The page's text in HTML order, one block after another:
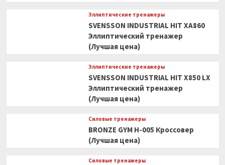
Эллиптические тренажеры
SVENSSON INDUSTRIAL HIT XA860
Эллиптический тренажер
(Лучшая цена)
Эллиптические тренажеры
SVENSSON INDUSTRIAL HIT X850 LX
Эллиптический тренажер
(Лучшая цена)
Силовые тренажеры
BRONZE GYM H-005 Кроссовер
(Лучшая цена)
Силовые тренажеры